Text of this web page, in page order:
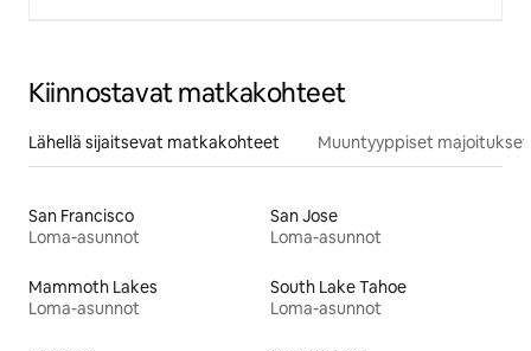
Kiinnostavat matkakohteet
Lähellä sijaitsevat matkakohteet Muuntyyppiset majoitukset
San Francisco
Loma-asunnot
San Jose
Loma-asunnot
Mammoth Lakes
Loma-asunnot
South Lake Tahoe
Loma-asunnot